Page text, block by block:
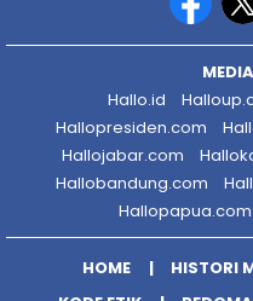
Hallo.id
Hallopresiden.com
Hallojabar.com
Hallobandung.com
Hallopapua.com
HOME HISTORI